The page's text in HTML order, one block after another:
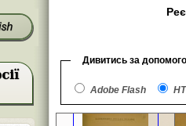
Дивитись за
Adobe Flash